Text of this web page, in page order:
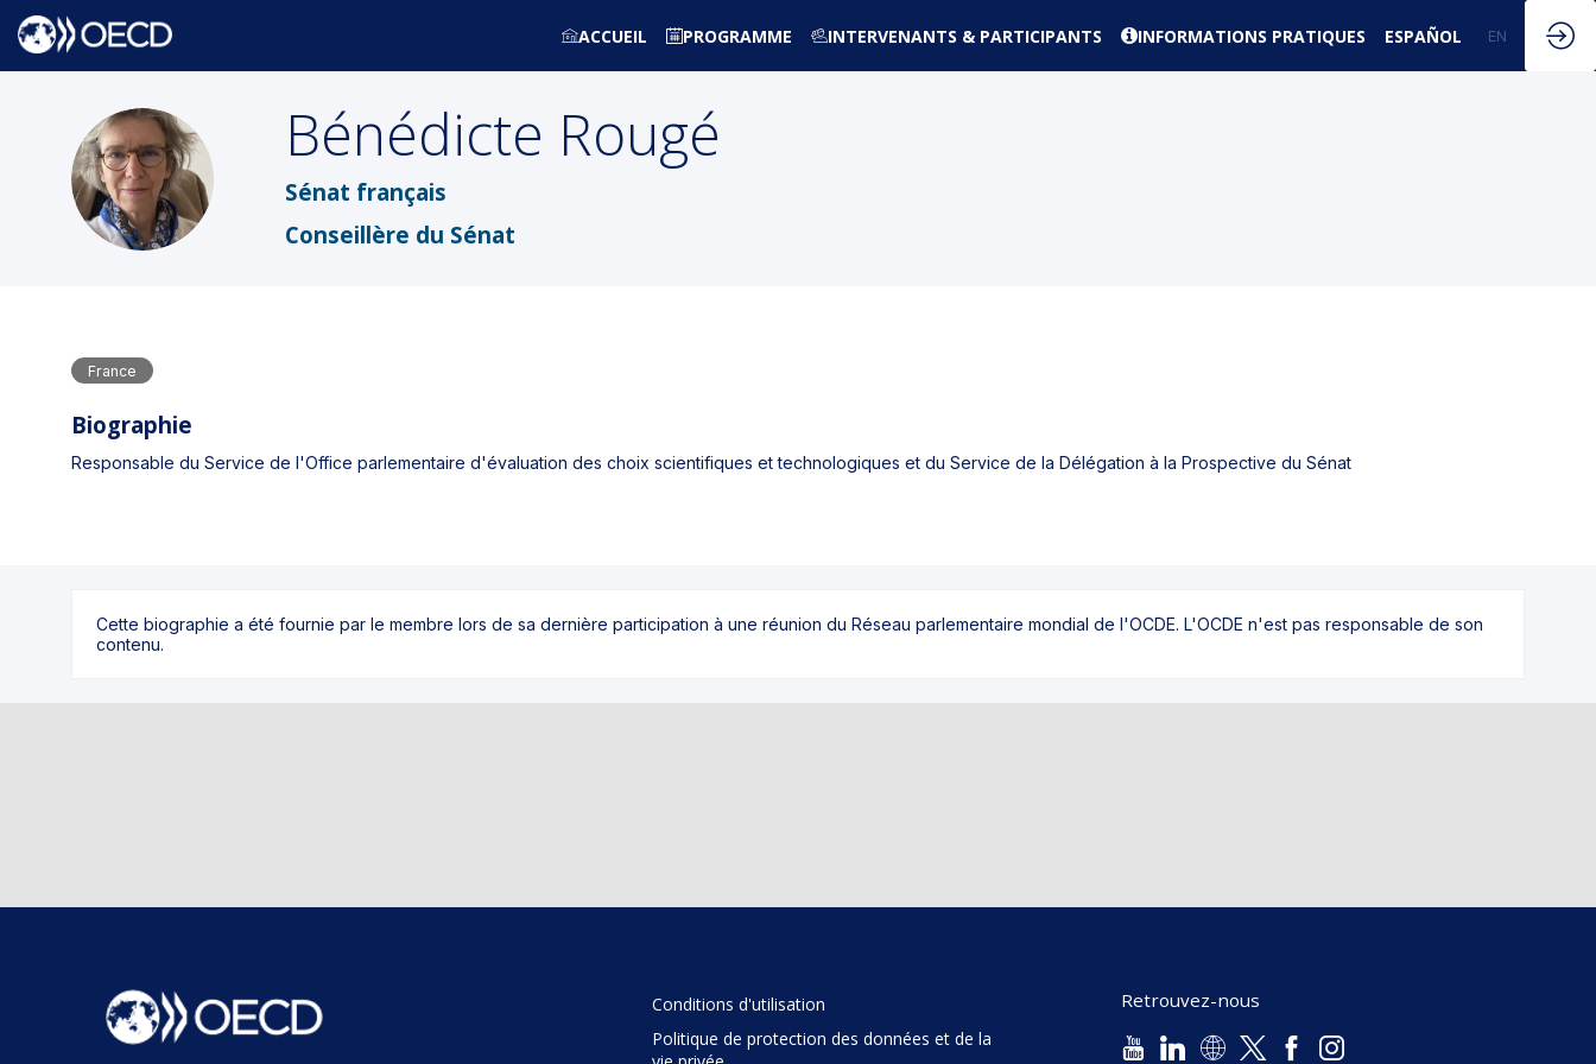
ACCUEIL PROGRAMME INTERVENANTS & PARTICIPANTS INFORMATIONS PRATIQUES ESPAÑOL EN
BR
Bénédicte Rougé
Sénat français
Conseillère du Sénat
France
Biographie
Responsable du Service de l'Office parlementaire d'évaluation des choix scientifiques et technologiques et du Service de la Délégation à la Prospective du Sénat
Cette biographie a été fournie par le membre lors de sa dernière participation à une réunion du Réseau parlementaire mondial de l'OCDE. L'OCDE n'est pas responsable de son
contenu.
Conditions d'utilisation
Politique de protection des données et de la
Retrouvez-nous